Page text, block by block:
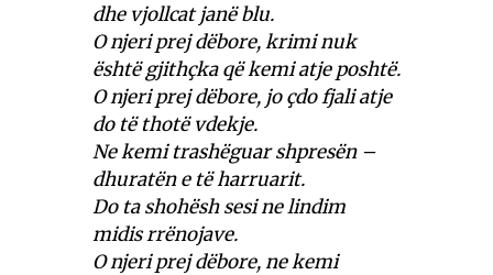
dhe vjollcat janë blu.
O njeri prej dëbore, krimi nuk
është gjithçka që kemi atje poshtë.
O njeri prej dëbore, jo çdo fjali atje
do të thotë vdekje.
Ne kemi trashëguar shpresën –
dhuratën e të harruarit.
Do ta shohësh sesi ne lindim
midis rrënojave.
O njeri prej dëbore, ne kemi